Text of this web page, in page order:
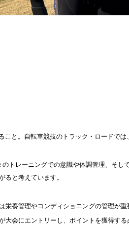
こと。 自転車競技のトラック・ロードで
トレーニングでの意識や体調管理、そし
ると考えています。
栄養管理やコンディショニングの管理が
大会にエントリーし、ポイントを獲得す